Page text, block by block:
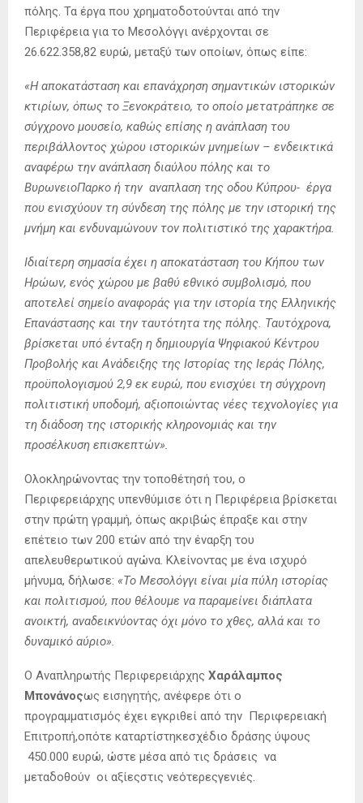
πόλης. Τα έργα που χρηματοδοτούνται από την
Περιφέρεια για το Μεσολόγγι ανέρχονται σε
26.622.358,82 ευρώ, μεταξύ των οποίων, όπως είπε:
«Η αποκατάσταση και επανάχρηση σημαντικών ιστορικών
κτιρίων, όπως το Ξενοκράτειο, το οποίο μετατράπηκε σε
σύγχρονο μουσείο, καθώς επίσης η ανάπλαση του
περιβάλλοντος χώρου ιστορικών μνημείων – ενδεικτικά
αναφέρω την ανάπλαση διαύλου πόλης και το
ΒυρωνειοΠαρκο ή την αναπλαση της οδου Κύπρου- έργα
που ενισχύουν τη σύνδεση της πόλης με την ιστορική της
μνήμη και ενδυναμώνουν τον πολιτιστικό της χαρακτήρα.
Ιδιαίτερη σημασία έχει η αποκατάσταση του Κήπου των
Ηρώων, ενός χώρου με βαθύ εθνικό συμβολισμό, που
αποτελεί σημείο αναφοράς για την ιστορία της Ελληνικής
Επανάστασης και την ταυτότητα της πόλης. Ταυτόχρονα,
βρίσκεται υπό ένταξη η δημιουργία Ψηφιακού Κέντρου
Προβολής και Ανάδειξης της Ιστορίας της Ιεράς Πόλης,
προϋπολογισμού 2,9 εκ ευρώ, που ενισχύει τη σύγχρονη
πολιτιστική υποδομή, αξιοποιώντας νέες τεχνολογίες για
τη διάδοση της ιστορικής κληρονομιάς και την
προσέλκυση επισκεπτών».
Ολοκληρώνοντας την τοποθέτησή του, ο
Περιφερειάρχης υπενθύμισε ότι η Περιφέρεια βρίσκεται
στην πρώτη γραμμή, όπως ακριβώς έπραξε και στην
επέτειο των 200 ετών από την έναρξη του
απελευθερωτικού αγώνα. Κλείνοντας με ένα ισχυρό
μήνυμα, δήλωσε: «Το Μεσολόγγι είναι μία πύλη ιστορίας
και πολιτισμού, που θέλουμε να παραμείνει διάπλατα
ανοικτή, αναδεικνύοντας όχι μόνο το χθες, αλλά και το
δυναμικό αύριο».
Ο Αναπληρωτής Περιφερειάρχης Χαράλαμπος
Μπονάνοςως εισηγητής, ανέφερε ότι ο
προγραμματισμός έχει εγκριθεί από την Περιφερειακή
Επιτροπή,οπότε καταρτίστηκεσχέδιο δράσης ύψους
450.000 ευρώ, ώστε μέσα από τις δράσεις να
μεταδοθούν οι αξίεςστις νεότερεςγενιές.